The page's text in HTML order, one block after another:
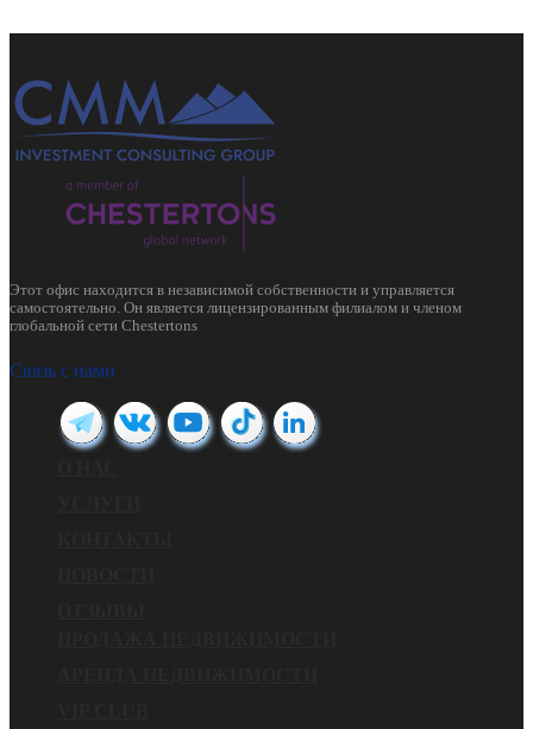
Этот офис находится в независимой собственности и управляется
самостоятельно. Он является лицензированным филиалом и членом
глобальной сети Chestertons
Связь с нами